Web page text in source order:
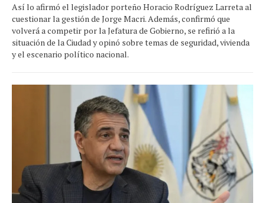
Así lo afirmó el legislador porteño Horacio Rodríguez Larreta al
cuestionar la gestión de Jorge Macri. Además, confirmó que
volverá a competir por la Jefatura de Gobierno, se refirió a la
situación de la Ciudad y opinó sobre temas de seguridad, vivienda
y el escenario político nacional.